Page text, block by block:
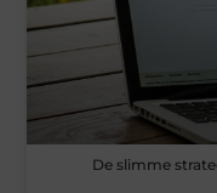
De slimme